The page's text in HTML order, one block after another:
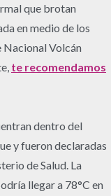
que brotan
en medio de los
Nacional Volcán
te recomendamos
dentro del
y fueron declaradas
de Salud. La
llegar a 78°C en